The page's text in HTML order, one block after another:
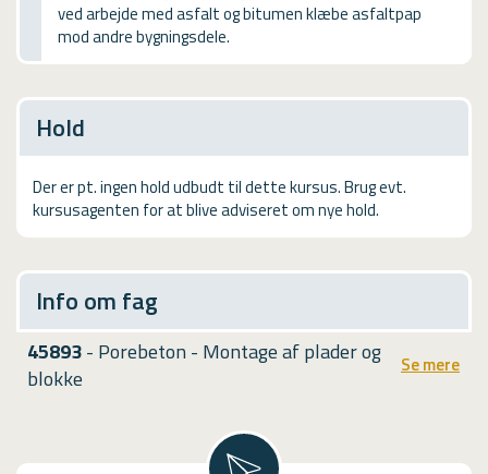
USMA
Videoguides
ved arbejde med asfalt og bitumen klæbe asfaltpap
mod andre bygningsdele.
Hold
Der er pt. ingen hold udbudt til dette kursus. Brug evt.
kursusagenten for at blive adviseret om nye hold.
Info om fag
45893- Porebeton - Montage af plader og
blokke
Se mere